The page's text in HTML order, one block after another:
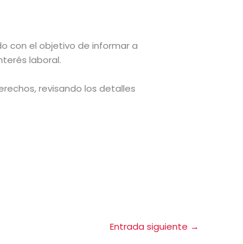
con el objetivo de informar a
laboral.
revisando los detalles
Entrada siguiente →